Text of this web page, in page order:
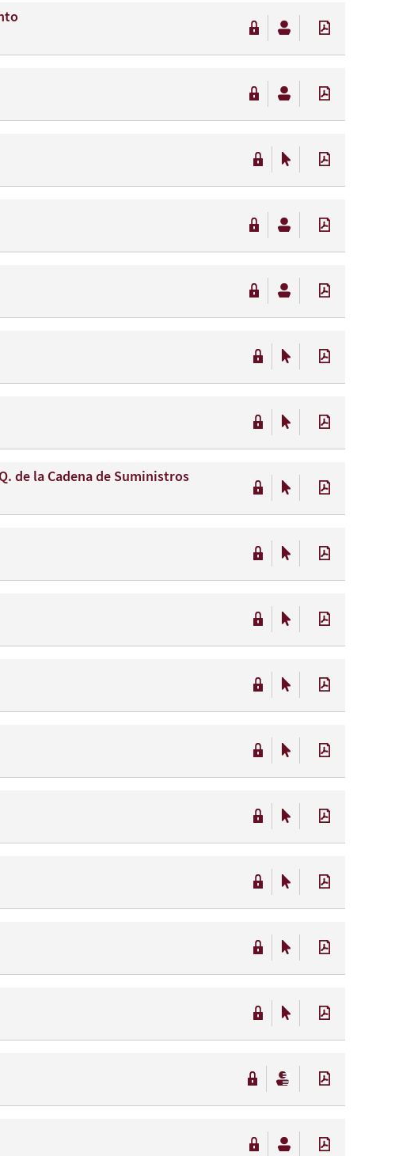
de la Cadena de Suministros